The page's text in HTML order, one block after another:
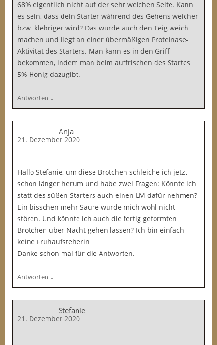
68% eigentlich nicht auf der sehr weichen Seite. Kann
es sein, dass dein Starter während des Gehens weicher
bzw. klebriger wird? Das würde auch den Teig weich
machen und liegt an einer übermäßigen Proteinase-
Aktivität des Starters. Man kann es in den Griff
bekommen, indem man beim auffrischen des Startes
5% Honig dazugibt.
Antworten ↓
Anja
21. Dezember 2020
Hallo Stefanie, um diese Brötchen schleiche ich jetzt
schon länger herum und habe zwei Fragen: Könnte ich
statt des süßen Starters auch einen LM dafür nehmen?
Ein bisschen mehr Säure würde mich wohl nicht
stören. Und könnte ich auch die fertig geformten
Brötchen über Nacht gehen lassen? Ich bin einfach
keine Frühaufsteherin…
Danke schon mal für die Antworten.
Antworten ↓
Stefanie
21. Dezember 2020